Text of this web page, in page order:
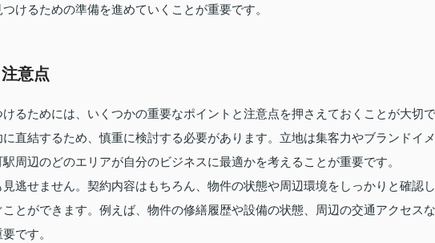
けるための準備を進めていくことが重要です。
意点
るためには、いくつかの重要なポイントと注意点を押さえておくことが大切で
直結するため、慎重に検討する必要があります。立地は集客力やブランドイメ
周辺のどのエリアが自分のビジネスに最適かを考えることが重要です。
逃せません。契約内容はもちろん、物件の状態や周辺環境をしっかりと確認し
とができます。例えば、物件の修繕履歴や設備の状態、周辺の交通アクセスな
です。